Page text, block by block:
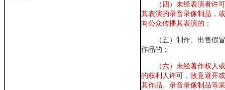
（四）未经表演者许
其表演的录音录像制品，
向公众传播其表演的；
（五）制作、出售假
作品的 ；
（六）未经著作权人
的权利人许可，故意避开
其作品、录音录像制品等